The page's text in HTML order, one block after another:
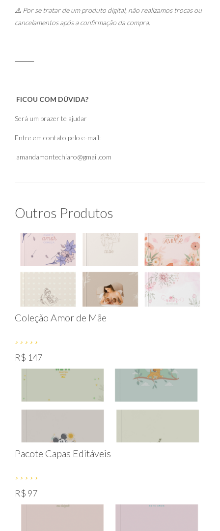
⚠️ Por se tratar de um produto digital, não realizamos trocas ou
cancelamentos após a confirmação da compra.
⸻
FICOU COM DÚVIDA?
Será um prazer te ajudar
Entre em contato pelo e-mail:
amandamontechiaro@gmail.com
Outros Produtos
Coleção Amor de Mãe
R$ 147
Pacote Capas Editáveis
R$ 97